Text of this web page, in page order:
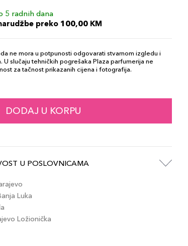
5 radnih dana
preko 100,00 KM
ne mora u potpunosti odgovarati stvarnom izgledu i
U slučaju tehničkih pogrešaka Plaza parfumerija ne
za tačnost prikazanih cijena i fotografija.
DODAJ U KORPU
U POSLOVNICAMA
Luka
Ložionička